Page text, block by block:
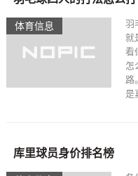
体育信息
羽
就
看
怎
路
是
库里球员身价排名榜